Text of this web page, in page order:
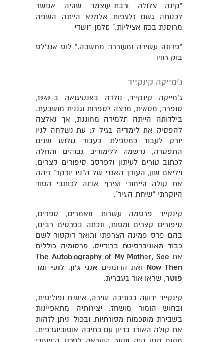
"קינה צלולה ורבת-עוצמה שהיה אפשר
לכנותה גשם זלעפות אלמלא הייתה השפה
מרוסנת בכזו אציליות." סלמן רושדי
"פרוזה עשירה ומעוררת מחשבה." לוס אנג'לס
בוק רוויו
ג׳מייקה קינקייד
ג'מייקה קינקייד, נולדה באנטיגואה ב-1949,
סופרת, מסאית, מרצה לספרות וגננית מושבעת.
בילדותה הייתה תלמידה מחוננת, אך נאלצה
להפסיק את לימודיה בגיל 17 עת נשלחה לניו
יורק לעבוד כמטפלת. כעבור שלוש שנים
התפטרה, נרשמה ללימודים גבוהים והחלה
לכתוב טורים לעיתון ולפרסם סיפורים קצרים.
ויליאם שון, העורך האגדי של ה"ניו יורקר" זיהה
את קולה הייחודי וצירף אותה לכותבי הטור
היוקרתי "שיחת העיר".
קינקייד פרסמה עשרות מאמרים, ספרים,
סיפורים קצרים ומסות, וזכתה בפרסים רבים,
בהם פרס פמינה הצרפתי ותואר דוקטור לשם
כבוד מאוניברסיטת ברנדייס. פרסומיה כוללים
את The Autobiography of My Mother, See
Now Then ואת הרומנים אנני ג'ון, לוסי ומר
פוטר, שראו אור בעברית.
קינקייד ידועה בכתיבה ישירה, אישית ופוליטית,
ובחוש הומור מושחז. יצירותיה מתאפיינות
בשבירת מוסכמות מסורתיות, ובכולן ניתן לזהות
את קולה האורג בִדיון עם כתיבה אוטוביוגרפית.